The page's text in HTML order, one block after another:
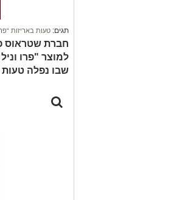
תגים: טעות באריזות “פרו וניל
שבו נפלה טעות